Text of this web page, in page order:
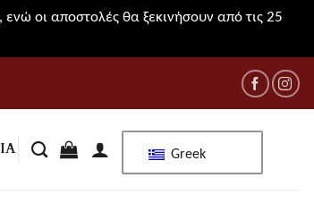
οι αποστολές θα ξεκινήσουν από τις 25
Greek